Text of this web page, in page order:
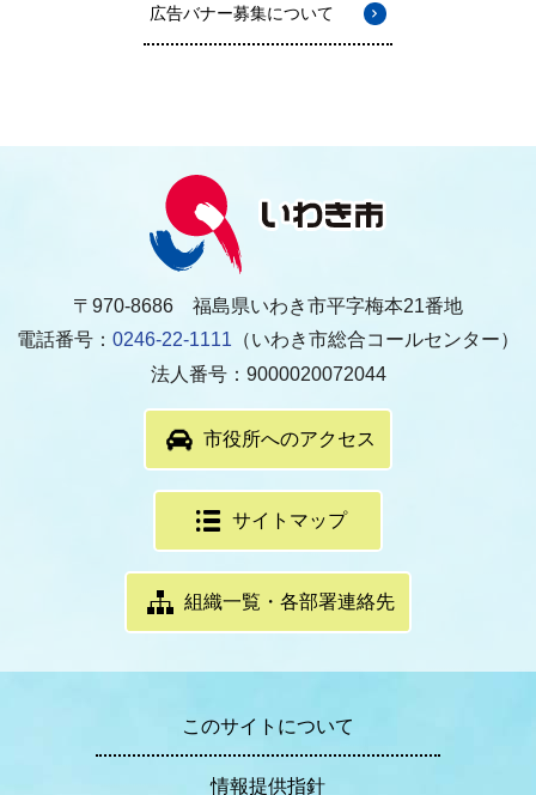
広告バナー募集について
〒970-8686 福島県いわき市平字梅本21番地
電話番号： 0246-22-1111 （いわき市総合コールセンター）
法人番号：9000020072044
市役所へのアクセス
サイトマップ
組織一覧・各部署連絡先
このサイトについて
情報提供指針